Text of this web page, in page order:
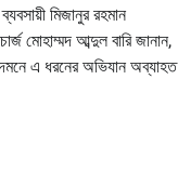
মিজানুর রহমান
মোহাম্মদ আব্দুল বারি জানান,
এ ধরনের অভিযান অব্যাহত